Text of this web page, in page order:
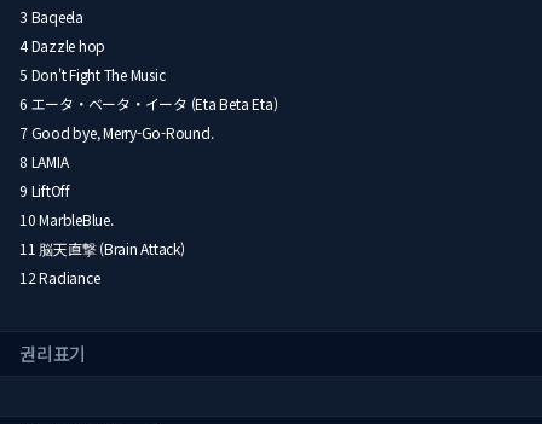
3 Baqeela
4 Dazzle hop
5 Don't Fight The Music
6 エータ・ベータ・イータ (Eta Beta Eta)
7 Good bye, Merry-Go-Round.
8 LAMIA
9 LiftOff
10 MarbleBlue.
11 脳天直撃 (Brain Attack)
12 Radiance
권리표기